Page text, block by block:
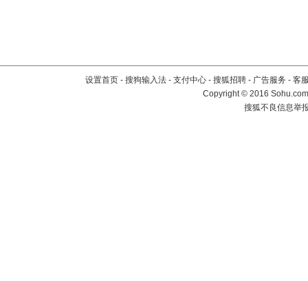
设置首页 - 搜狗输入法 - 支付中心 - 搜狐招聘 - 广告服务 - 客
Copyright©2016
搜狐不良信息举